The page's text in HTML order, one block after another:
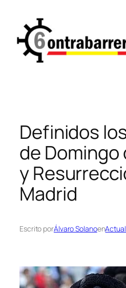
contenido
Definidos
de Domingo
y
Madrid
Escrito porÁlvaro Solanoen